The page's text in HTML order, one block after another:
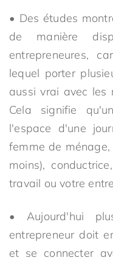
• Des études
de manière
entrepreneures,
lequel porter
aussi vrai avec les
Cela signifie
l'espace d'une
femme de
moins),
travail ou votre
• Aujourd'hui
entrepreneur doit
et se connecter